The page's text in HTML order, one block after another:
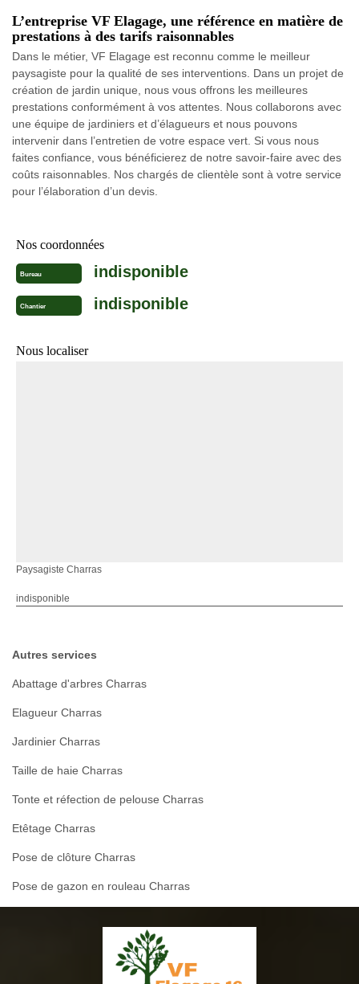
L’entreprise VF Elagage, une référence en matière de
prestations à des tarifs raisonnables
Dans le métier, VF Elagage est reconnu comme le meilleur
paysagiste pour la qualité de ses interventions. Dans un projet de
création de jardin unique, nous vous offrons les meilleures
prestations conformément à vos attentes. Nous collaborons avec
une équipe de jardiniers et d’élagueurs et nous pouvons
intervenir dans l’entretien de votre espace vert. Si vous nous
faites confiance, vous bénéficierez de notre savoir-faire avec des
coûts raisonnables. Nos chargés de clientèle sont à votre service
pour l’élaboration d’un devis.
Nos coordonnées
Bureau indisponible
Chantier indisponible
Nous localiser
Paysagiste Charras
indisponible
Autres services
Abattage d'arbres Charras
Elagueur Charras
Jardinier Charras
Taille de haie Charras
Tonte et réfection de pelouse Charras
Etêtage Charras
Pose de clôture Charras
Pose de gazon en rouleau Charras